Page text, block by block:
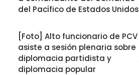
del Pacífico de Estados Unidos
[Foto] Alto funcionario de PCV
asiste a sesión plenaria sobre
diplomacia partidista y
diplomacia popular